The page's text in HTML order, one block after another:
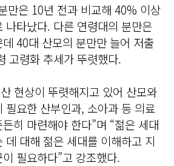
만은 10년 전과 비교해 40% 이상
나타났다. 다른 연령대의 분만은
40대 산모의 분만만 늘어 저출
고령화 추세가 뚜렷했다.
현상이 뚜렷해지고 있어 산모와
필요한 산부인과, 소아과 등 의료
히 마련해야 한다”며 “젊은 세대
데 대해 젊은 세대를 이해하고 지
필요하다”고 강조했다.